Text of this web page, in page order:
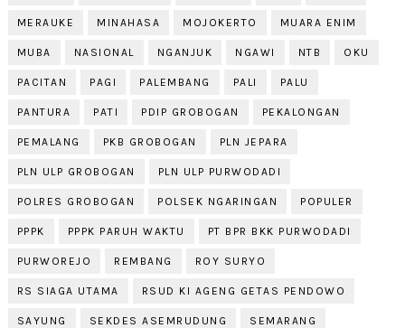
MERAUKE MINAHASA MOJOKERTO MUARA ENIM
MUBA NASIONAL NGANJUK NGAWI NTB OKU
PACITAN PAGI PALEMBANG PALI PALU
PANTURA PATI PDIP GROBOGAN PEKALONGAN
PEMALANG PKB GROBOGAN PLN JEPARA
PLN ULP GROBOGAN PLN ULP PURWODADI
POLRES GROBOGAN POLSEK NGARINGAN POPULER
PPPK PPPK PARUH WAKTU PT BPR BKK PURWODADI
PURWOREJO REMBANG ROY SURYO
RS SIAGA UTAMA RSUD KI AGENG GETAS PENDOWO
SAYUNG SEKDES ASEMRUDUNG SEMARANG